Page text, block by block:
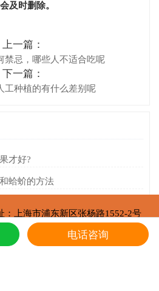
及时删除。
上一篇：
禁忌，哪些人不适合吃呢
下一篇：
工种植的有什么差别呢
才好?
蛤蚧的方法
曲市招商局达成战略合作
论坛在上海浦东国际会议中心成功举办
：上海市浦东新区张杨路1552-2号
技有限公司 版权所有
© 2002-2021电话咨询